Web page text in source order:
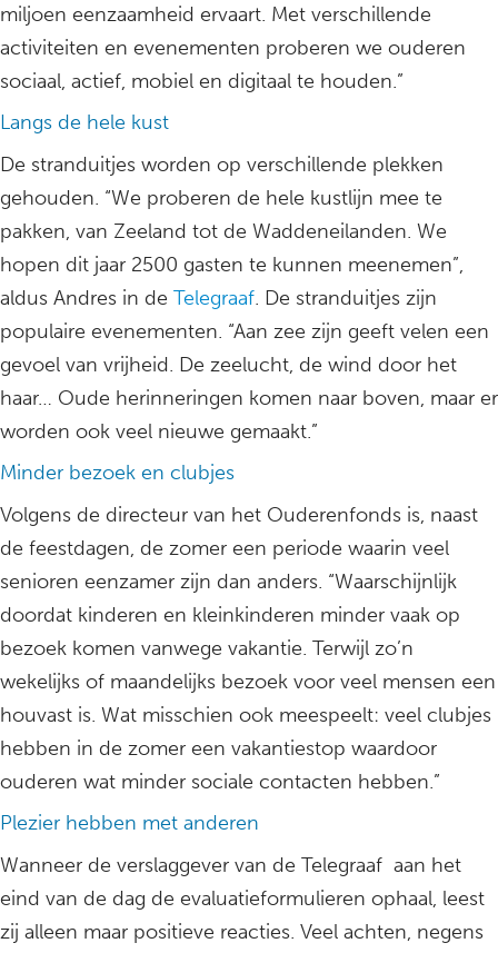
miljoen eenzaamheid ervaart. Met verschillende
activiteiten en evenementen proberen we ouderen
sociaal, actief, mobiel en digitaal te houden.”
Langs de hele kust
De stranduitjes worden op verschillende plekken
gehouden. “We proberen de hele kustlijn mee te
pakken, van Zeeland tot de Waddeneilanden. We
hopen dit jaar 2500 gasten te kunnen meenemen”,
aldus Andres in de Telegraaf. De stranduitjes zijn
populaire evenementen. “Aan zee zijn geeft velen een
gevoel van vrijheid. De zeelucht, de wind door het
haar… Oude herinneringen komen naar boven, maar er
worden ook veel nieuwe gemaakt.”
Minder bezoek en clubjes
Volgens de directeur van het Ouderenfonds is, naast
de feestdagen, de zomer een periode waarin veel
senioren eenzamer zijn dan anders. “Waarschijnlijk
doordat kinderen en kleinkinderen minder vaak op
bezoek komen vanwege vakantie. Terwijl zo’n
wekelijks of maandelijks bezoek voor veel mensen een
houvast is. Wat misschien ook meespeelt: veel clubjes
hebben in de zomer een vakantiestop waardoor
ouderen wat minder sociale contacten hebben.”
Plezier hebben met anderen
Wanneer de verslaggever van de Telegraaf aan het
eind van de dag de evaluatieformulieren ophaal, leest
zij alleen maar positieve reacties. Veel achten, negens